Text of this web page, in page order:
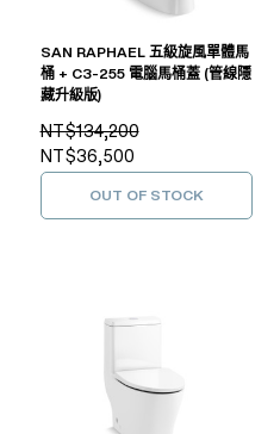
SAN RAPHAEL 五級旋風單體馬
桶 + C3-255 電腦馬桶蓋 (管線隱
藏升級版)
NT$134,200
NT$36,500
OUT OF STOCK